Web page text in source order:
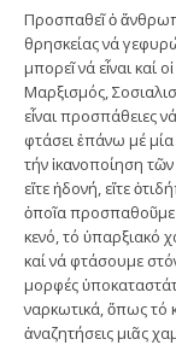
Προσπαθεῖ ὁ
θρησκείας νά
μπορεῖ νά εἶναι καί
Μαρξισμός,
εἶναι προσπάθειες
φτάσει ἐπάνω μέ μία
τήν ἱκανοποίηση
εἴτε ἡδονή, εἴτε
ὁποῖα προσπαθοῦμε
κενό, τό ὑπαρξιακό
καί νά φτάσουμε
μορφές
ναρκωτικά, ὅπως τό
ἀναζητήσεις μιᾶς